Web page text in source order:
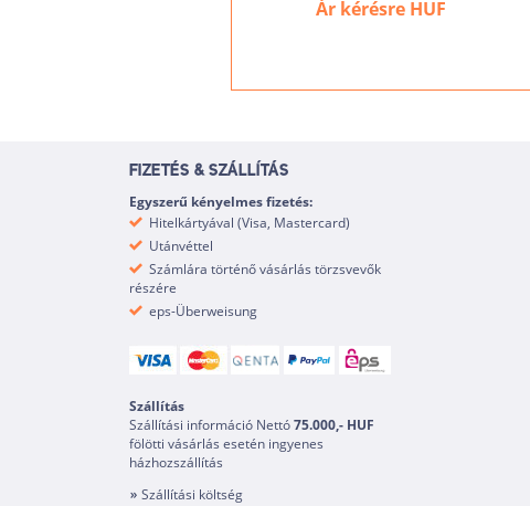
Ár kérésre HUF
FIZETÉS & SZÁLLÍTÁS
Egyszerű kényelmes fizetés:
Hitelkártyával (Visa, Mastercard)
Utánvéttel
Számlára történő vásárlás törzsvevők
részére
eps-Überweisung
Szállítás
Szállítási információ Nettó75.000,- HUF
fölötti vásárlás esetén ingyenes
házhozszállítás
Szállítási költség